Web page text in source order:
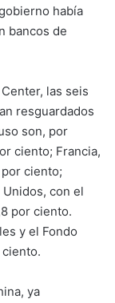
había
bancos de
las seis
resguardados
son, por
ciento; Francia,
ciento;
con el
por ciento.
y el Fondo
ya